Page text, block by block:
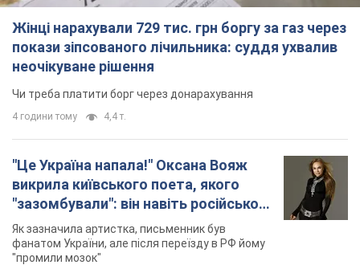
Жінці нарахували 729 тис. грн боргу за газ через
покази зіпсованого лічильника: суддя ухвалив
неочікуване рішення
Чи треба платити борг через донарахування
4 години тому 4,4 т.
"Це Україна напала!" Оксана Вояж
викрила київського поета, якого
"зазомбували": він навіть російської
не знав, а тепер хоче геноциду
українців
Як зазначила артистка, письменник був
фанатом України, але після переїзду в РФ йому
"промили мозок"